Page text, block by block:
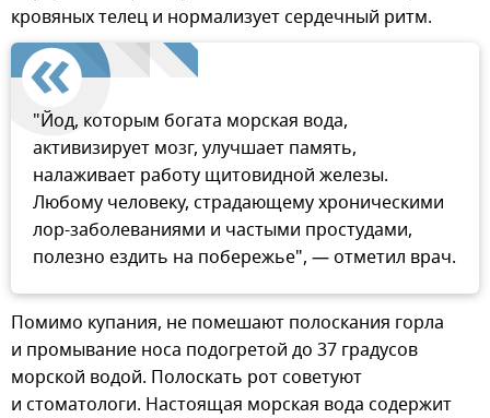
кровяных телец и нормализует сердечный ритм.
"Йод, которым богата морская вода,
активизирует мозг, улучшает память,
налаживает работу щитовидной железы.
Любому человеку, страдающему хроническими
лор-заболеваниями и частыми простудами,
полезно ездить на побережье", — отметил врач.
Помимо купания, не помешают полоскания горла
и промывание носа подогретой до 37 градусов
морской водой. Полоскать рот советуют
и стоматологи. Настоящая морская вода содержит